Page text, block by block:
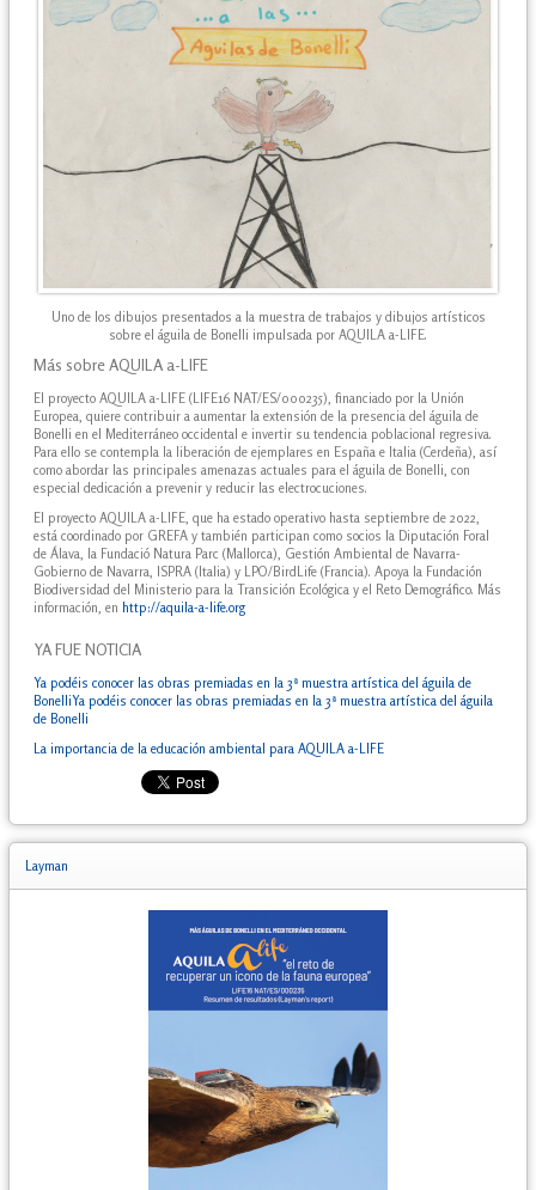
Uno de los dibujos presentados a la muestra de trabajos y dibujos artísticos
sobre el águila de Bonelli impulsada por AQUILA a-LIFE.
Más sobre AQUILA a-LIFE
El proyecto AQUILA a-LIFE (LIFE16 NAT/ES/000235), financiado por la Unión
Europea, quiere contribuir a aumentar la extensión de la presencia del águila de
Bonelli en el Mediterráneo occidental e invertir su tendencia poblacional regresiva.
Para ello se contempla la liberación de ejemplares en España e Italia (Cerdeña), así
como abordar las principales amenazas actuales para el águila de Bonelli, con
especial dedicación a prevenir y reducir las electrocuciones.
El proyecto AQUILA a-LIFE, que ha estado operativo hasta septiembre de 2022,
está coordinado por GREFA y también participan como socios la Diputación Foral
de Álava, la Fundació Natura Parc (Mallorca), Gestión Ambiental de Navarra-
Gobierno de Navarra, ISPRA (Italia) y LPO/BirdLife (Francia). Apoya la Fundación
Biodiversidad del Ministerio para la Transición Ecológica y el Reto Demográfico. Más
información, en http://aquila-a-life.org
YA FUE NOTICIA
Ya podéis conocer las obras premiadas en la 3ª muestra artística del águila de
BonelliYa podéis conocer las obras premiadas en la 3ª muestra artística del águila
de Bonelli
La importancia de la educación ambiental para AQUILA a-LIFE
Layman